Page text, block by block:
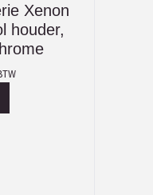
Xenon
houder,